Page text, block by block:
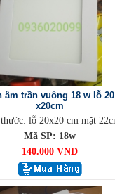
âm trần vuông 18 w lỗ 20
x20cm
lỗ 20x20 cm mặt
Mã SP: 18w
140.000 VND